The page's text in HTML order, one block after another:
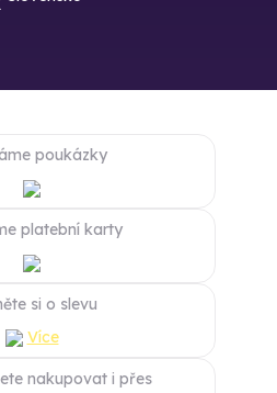
poukázky
platební karty
si o slevu
Více
nakupovat i přes